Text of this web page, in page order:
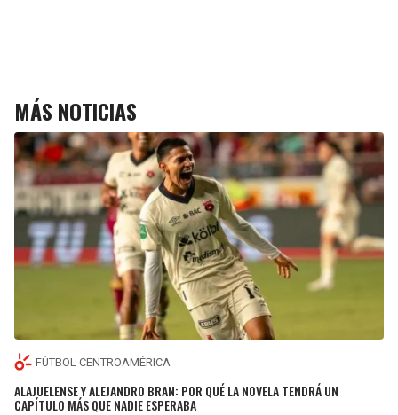
MÁS NOTICIAS
FÚTBOL CENTROAMÉRICA
ALAJUELENSE Y ALEJANDRO BRAN: POR QUÉ LA NOVELA TENDRÁ UN
CAPÍTULO MÁS QUE NADIE ESPERABA